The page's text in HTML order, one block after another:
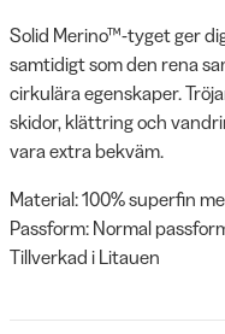
Solid Merino™-tyget ger
samtidigt som den rena
cirkulära egenskaper.
skidor, klättring och
vara extra bekväm.
Material: 100% superfin
Passform: Normal
Tillverkad i Litauen